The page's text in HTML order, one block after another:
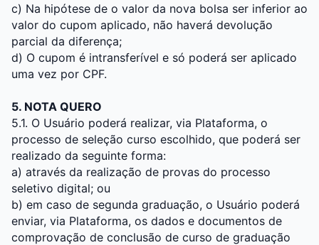
c) Na hipótese de o valor da nova bolsa ser inferior ao
valor do cupom aplicado, não haverá devolução
parcial da diferença;
d) O cupom é intransferível e só poderá ser aplicado
uma vez por CPF.
5. NOTA QUERO
5.1. O Usuário poderá realizar, via Plataforma, o
processo de seleção curso escolhido, que poderá ser
realizado da seguinte forma:
a) através da realização de provas do processo
seletivo digital; ou
b) em caso de segunda graduação, o Usuário poderá
enviar, via Plataforma, os dados e documentos de
comprovação de conclusão de curso de graduação